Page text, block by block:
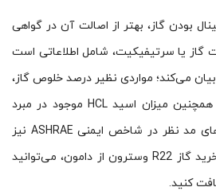
بودن گاز، بهتر از اصالت آن در گواهی
گاز یا سرتیفیکیت، شامل اطلاعاتی است
می‌کند؛ مواردی نظیر درصد خلوص گاز،
میزان رطوبت در فاز گاز و همچنین میزان اسید HCL موجود در مبرد
اندازه گیری شده و فاکتورهای مد نظر در شاخص ایمنی ASHRAE نیز
بررسی می‌شود. در هنگام خرید گاز R22 وسترون از دامون، می‌توانید
کنید.